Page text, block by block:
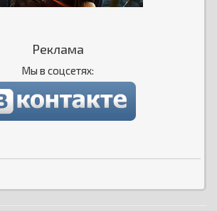
Реклама
Мы в соцсетях: